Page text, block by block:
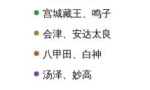
宫城藏王、鸣子
会津、安达太良
八甲田、白神
汤泽、妙高